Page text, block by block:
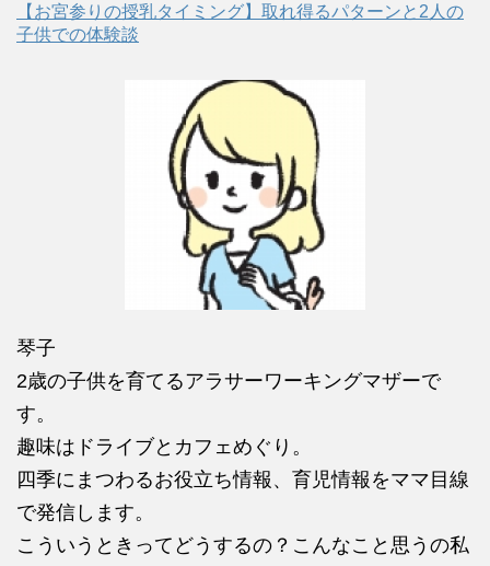
【お宮参りの授乳タイミング】取れ得るパターンと2人の
子供での体験談
琴子
2歳の子供を育てるアラサーワーキングマザーで
す。
趣味はドライブとカフェめぐり。
四季にまつわるお役立ち情報、育児情報をママ目線
で発信します。
こういうときってどうするの？こんなこと思うの私